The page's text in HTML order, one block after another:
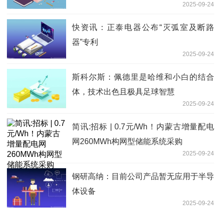
2025-09-24
快资讯：正泰电器公布“灭弧室及断路
器”专利
2025-09-24
斯科尔斯：佩德里是哈维和小白的结合
体，技术出色且极具足球智慧
2025-09-24
简讯:招标 | 0.7元/Wh！内蒙古增量配电
网260MWh构网型储能系统采购
2025-09-24
钢研高纳：目前公司产品暂无应用于半导
体设备
2025-09-24